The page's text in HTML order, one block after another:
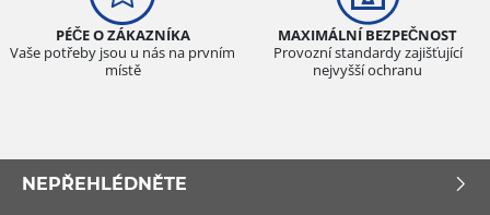
PÉČE O ZÁKAZNÍKA
Vaše potřeby jsou u nás na prvním
místě
MAXIMÁLNÍ BEZPEČNOST
Provozní standardy zajišťující
nejvyšší ochranu
NEPŘEHLÉDNĚTE